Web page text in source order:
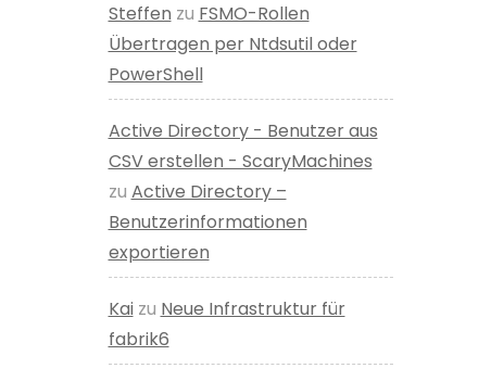
Steffen zu FSMO-Rollen
Übertragen per Ntdsutil oder
PowerShell
Active Directory - Benutzer aus
CSV erstellen - ScaryMachines
zu Active Directory –
Benutzerinformationen
exportieren
Kaizu Neue Infrastruktur für
fabrik6